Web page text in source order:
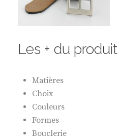
Les + du produit
Matières
Choix
Couleurs
Formes
Bouclerie